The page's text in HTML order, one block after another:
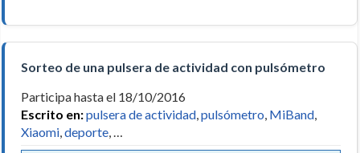
Sorteo de una pulsera de actividad con pulsómetro
Participa hasta el 18/10/2016
Escrito en:pulsera de actividad,pulsómetro, MiBand,
Xiaomi,deporte, …